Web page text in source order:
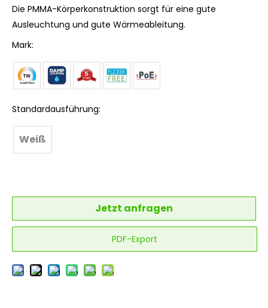
Die PMMA-Körperkonstruktion sorgt für eine gute
Ausleuchtung und gute Wärmeableitung.
Mark:
Standardausführung:
Weiß
Jetzt anfragen
PDF-Export